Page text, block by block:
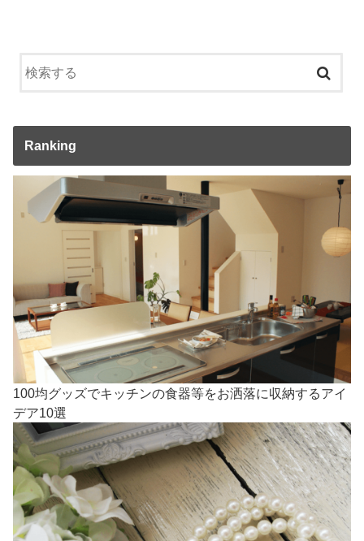
Ranking
100均グッズでキッチンの食器等をお洒落に収納するアイ
デア10選